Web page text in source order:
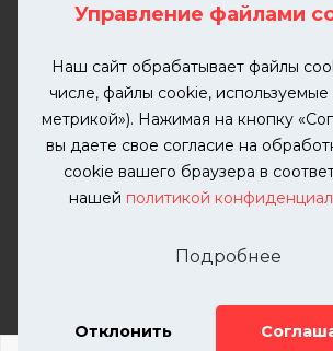
Управление файлами
Наш сайт обрабатывает файлы
числе, файлы cookie,
метрикой»). Нажимая на кнопку
вы даете свое согласие на
cookie вашего браузера в
нашей политикой
Подробнее
Отклонить
2026 © KUTUZOVV | Кузовной
автомобилей. Вся информация на
разрешения запрещена. Все
Телефон: 8(499)-302-00-